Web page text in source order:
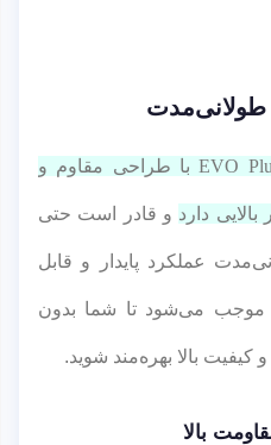
طولانی‌مدت
حافظه SSD سامسونگ 970 EVO Plus با طراحی مقاوم و
دارد و قادر است حتی
عملکرد پایدار و قابل
موجب می‌شود تا شما بدون
بالا بهره‌مند شوید.